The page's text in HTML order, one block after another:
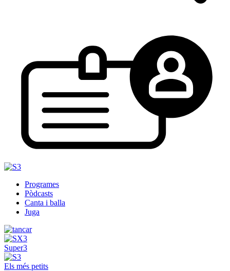
Programes
Pòdcasts
Canta i balla
Juga
Super3
Els més petits